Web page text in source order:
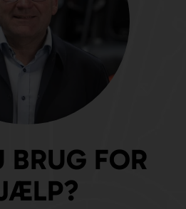
BRUG FOR